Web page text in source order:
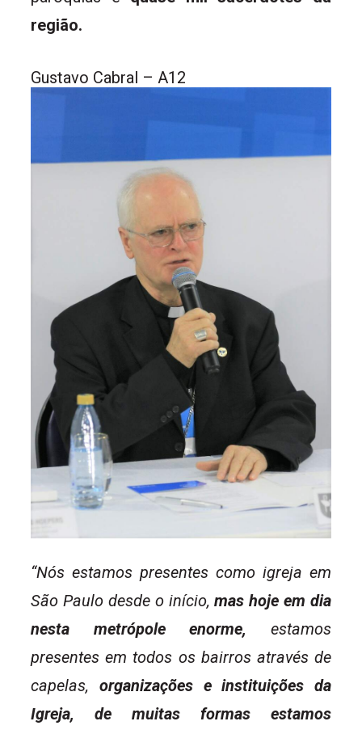
região.
Gustavo Cabral – A12
“Nós estamos presentes como igreja em
São Paulo desde o início,mas hoje em dia
nesta metrópole enorme, estamos
presentes em todos os bairros através de
capelas, organizações e instituições da
Igreja, de muitas formas estamos